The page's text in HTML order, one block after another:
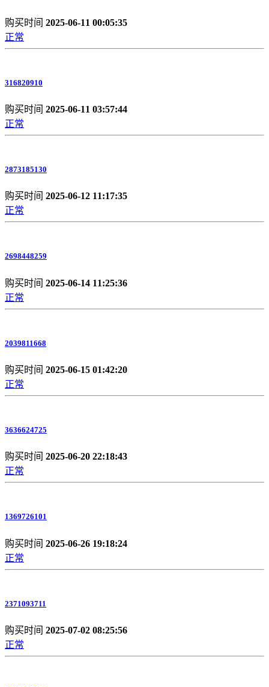
购买时间 2025-06-11 00:05:35
正常
316820910
购买时间 2025-06-11 03:57:44
正常
2873185130
购买时间 2025-06-12 11:17:35
正常
2698448259
购买时间 2025-06-14 11:25:36
正常
2039811668
购买时间 2025-06-15 01:42:20
正常
3636624725
购买时间 2025-06-20 22:18:43
正常
1369726101
购买时间 2025-06-26 19:18:24
正常
2371093711
购买时间 2025-07-02 08:25:56
正常